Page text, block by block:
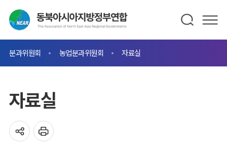
분과위원회 농업분과위원회 자료실
자료실